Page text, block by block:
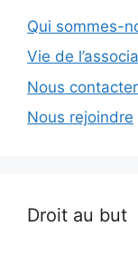
Qui sommes-
Vie de
Nous contacter
Nous rejoindre
Droit au but